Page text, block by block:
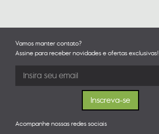
Vamos manter contato?
Assine para receber novidades e ofertas exclusivas!
Acompanhe nossas redes sociais